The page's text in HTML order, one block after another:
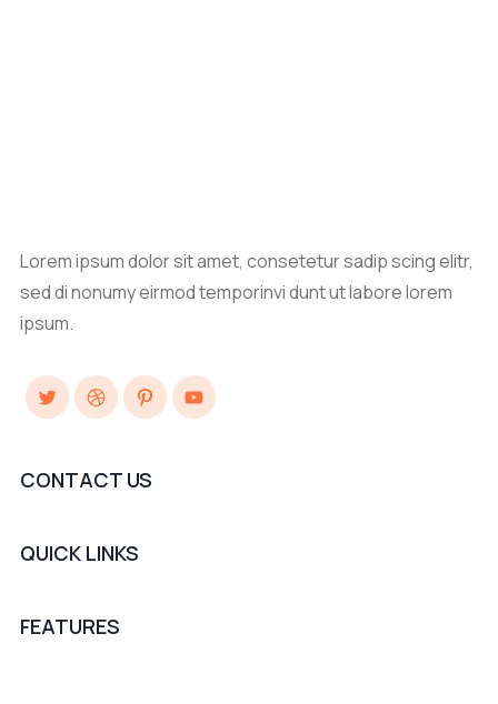
Lorem ipsum dolor sit amet, consetetur sadip scing elitr,
sed di nonumy eirmod temporinvi dunt ut labore lorem
ipsum.
TwitterDribbblePinterestYouTube
CONTACT US
QUICK LINKS
FEATURES